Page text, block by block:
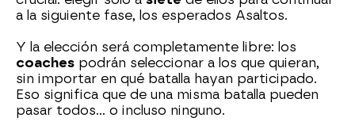
a la siguiente fase, los esperados Asaltos.
Y la elección será completamente libre: los
coaches podrán seleccionar a los que quieran,
sin importar en qué batalla hayan participado.
Eso significa que de una misma batalla pueden
pasar todos… o incluso ninguno.